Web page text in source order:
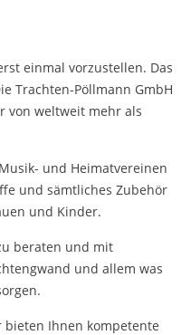
einmal vorzustellen. Das
Trachten-Pöllmann GmbH
von weltweit mehr als
und Heimatvereinen
und sämtliches Zubehör
und Kinder.
beraten und mit
und allem was
Ihnen kompetente